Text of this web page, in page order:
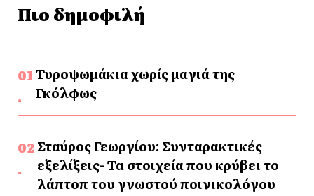
Πιο δημοφιλή
Τυροψωμάκια χωρίς μαγιά της
Γκόλφως
Σταύρος Γεωργίου: Συνταρακτικές
εξελίξεις- Τα στοιχεία που κρύβει το
λάπτοπ του γνωστού ποινικολόγου